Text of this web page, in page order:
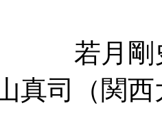
（関
真司（関